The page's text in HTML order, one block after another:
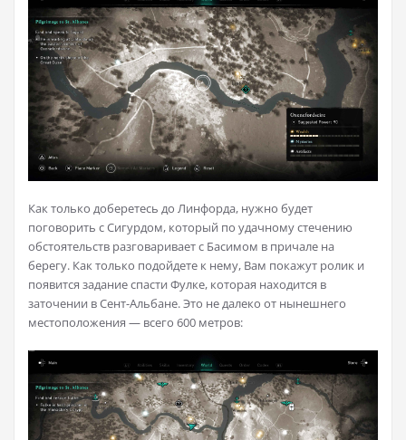
Как только доберетесь до Линфорда, нужно будет
поговорить с Сигурдом, который по удачному стечению
обстоятельств разговаривает с Басимом в причале на
берегу. Как только подойдете к нему, Вам покажут ролик и
появится задание спасти Фулке, которая находится в
заточении в Сент-Альбане. Это не далеко от нынешнего
местоположения — всего 600 метров: